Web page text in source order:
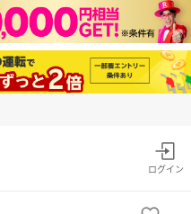
ログイン